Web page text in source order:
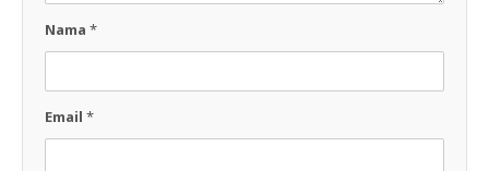
Nama *
Email *